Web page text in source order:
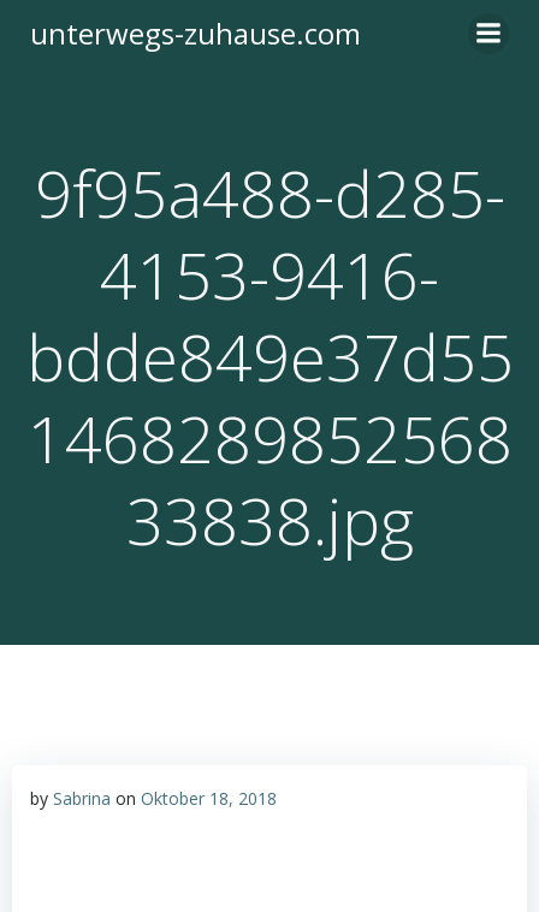
Inhalt
unterwegs-zuhause.com
9f95a488-d285-
4153-9416-
bdde849e37d55
1468289852568
33838.jpg
by Sabrina on Oktober 18, 2018